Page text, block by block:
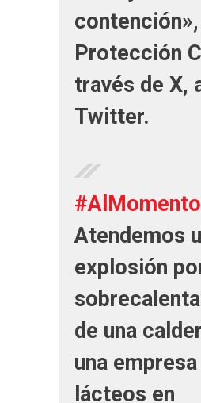
Protección
través de X,
Twitter.
#AlMomento
Atendemos
explosión
de una
una
lácteos en